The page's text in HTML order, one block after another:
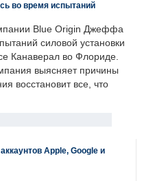
во время испытаний
Blue Origin Джеффа
силовой установки
Канаверал во Флориде.
выясняет причины
восстановит все, что
Apple, Google и